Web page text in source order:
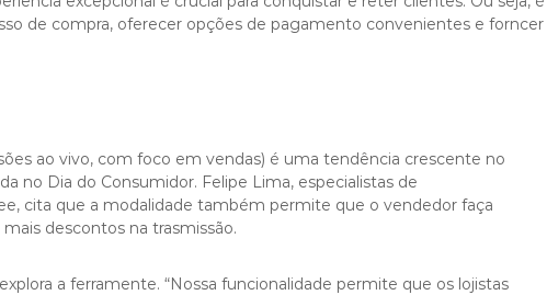
de compra, oferecer opções de pagamento convenientes e forncer
ao vivo, com foco em vendas) é uma tendência crescente no
no Dia do Consumidor. Felipe Lima, especialistas de
cita que a modalidade também permite que o vendedor faça
descontos na trasmissão.
a ferramente. “Nossa funcionalidade permite que os lojistas